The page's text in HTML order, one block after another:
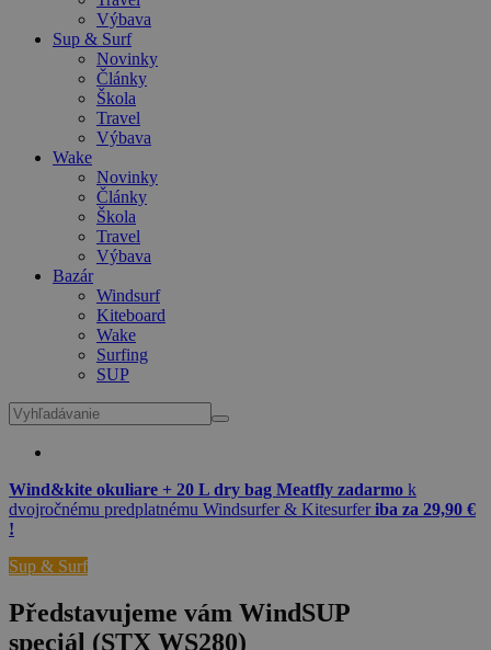
Výbava
Sup & Surf
Novinky
Články
Škola
Travel
Výbava
Wake
Novinky
Články
Škola
Travel
Výbava
Bazár
Windsurf
Kiteboard
Wake
Surfing
SUP
Wind&kite okuliare + 20 L dry bag Meatfly zadarmo k
dvojročnému predplatnému Windsurfer & Kitesurferiba za 29,90 €
!
Sup & Surf
Představujeme vám WindSUP
speciál (STX WS280)